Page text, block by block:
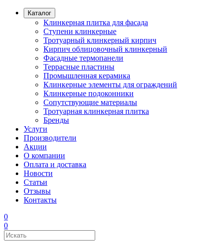
Каталог
Клинкерная плитка для фасада
Ступени клинкерные
Тротуарный клинкерный кирпич
Кирпич облицовочный клинкерный
Фасадные термопанели
Террасные пластины
Промышленная керамика
Клинкерные элементы для ограждений
Клинкерные подоконники
Сопутствующие материалы
Тротуарная клинкерная плитка
Бренды
Услуги
Производители
Акции
О компании
Оплата и доставка
Новости
Статьи
Отзывы
Контакты
0
0